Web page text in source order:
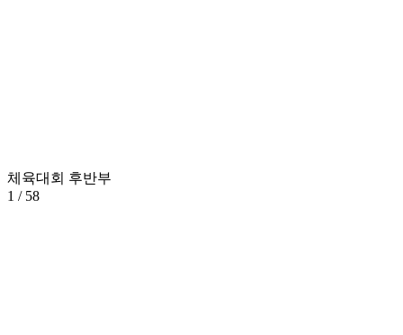
체육대회 후반부
1 / 58